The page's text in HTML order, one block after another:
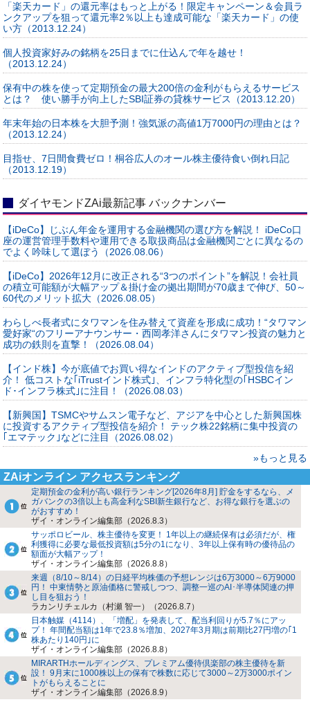
「楽天カード」の還元率はもっと上がる！限定キャンペーン＆会員ラ
ンクアップを狙って還元率2％以上も達成可能な「楽天カード」の使
い方（2013.12.24）
個人投資家好みの銘柄を25日までに仕込んで年を越せ！
（2013.12.24）
保有中の株を使って定期預金の最大200倍の金利がもらえるサービス
とは？ 使い勝手が向上したSBI証券の貸株サービス（2013.12.20）
年末年始の日本株を大胆予測！強気派の高値1万7000円の理由とは？
（2013.12.24）
目指せ、7日間食費ゼロ！桐谷広人のオール株主優待食い倒れ日記
（2013.12.19）
ダイヤモンドZAi最新記事 バックナンバー
【iDeCo】じぶん年金を運用する金融機関の選び方を解説！ iDeCo口
座の運営管理手数料や運用できる取扱商品は金融機関ごとに異なるの
でよく吟味して選ぼう（2026.08.06）
【iDeCo】2026年12月に改正される“3つのポイント”を解説！会社員
の積立可能額が大幅アップ＆掛け金の拠出期間が70歳まで伸び、50～
60代のメリット拡大（2026.08.05）
わらしべ長者式にタワマンを住み替えて資産を形成に成功！“タワマン
愛好家“のフリーアナウンサー・西岡孝洋さんにタワマン投資の魅力と
成功の鉄則を直撃！（2026.08.04）
【インド株】今が底値でお買い得なインドのアクティブ型投信を紹
介！ 低コストな｢iTrustインド株式｣、インフラ特化型の｢HSBCイン
ド･インフラ株式｣に注目！（2026.08.03）
【新興国】TSMCやサムスン電子など、アジアを中心とした新興国株
に投資するアクティブ型投信を紹介！ テック株22銘柄に集中投資の
｢エマテック｣などに注目（2026.08.02）
»もっと見る
ZAiオンライン アクセスランキング
定期預金の金利が高い銀行ランキング[2026年8月] 貯金をするなら、メ
ガバンクの3倍以上も高金利なSBI新生銀行など、お得な銀行を選ぶの
がおすすめ！
ザイ・オンライン編集部（2026.8.3）
サッポロビール、株主優待を変更！ 1年以上の継続保有は必須だが、権
利獲得に必要な最低投資額は5分の1になり、3年以上保有時の優待品の
額面が大幅アップ！
ザイ・オンライン編集部（2026.8.8）
来週（8/10～8/14）の日経平均株価の予想レンジは6万3000～6万9000
円！ 中東情勢と原油価格に警戒しつつ、調整一巡のAI･半導体関連の押
し目を狙おう！
ラカンリチェルカ（村瀬 智一）（2026.8.7）
日本触媒（4114）、「増配」を発表して、配当利回りが5.7％にアッ
プ！ 年間配当額は1年で23.8％増加、2027年3月期は前期比27円増の｢1
株あたり140円｣に
ザイ・オンライン編集部（2026.8.8）
MIRARTHホールディングス、プレミアム優待倶楽部の株主優待を新
設！ 9月末に1000株以上の保有で株数に応じて3000～2万3000ポイン
トがもらえることに
ザイ・オンライン編集部（2026.8.9）